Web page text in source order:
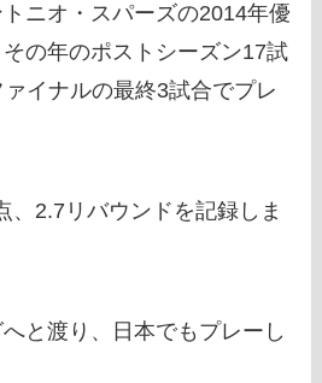
ニオ・スパーズの2014年優
の年のポストシーズン17試
イナルの最終3試合でプレ
、2.7リバウンドを記録しま
と渡り、日本でもプレーし